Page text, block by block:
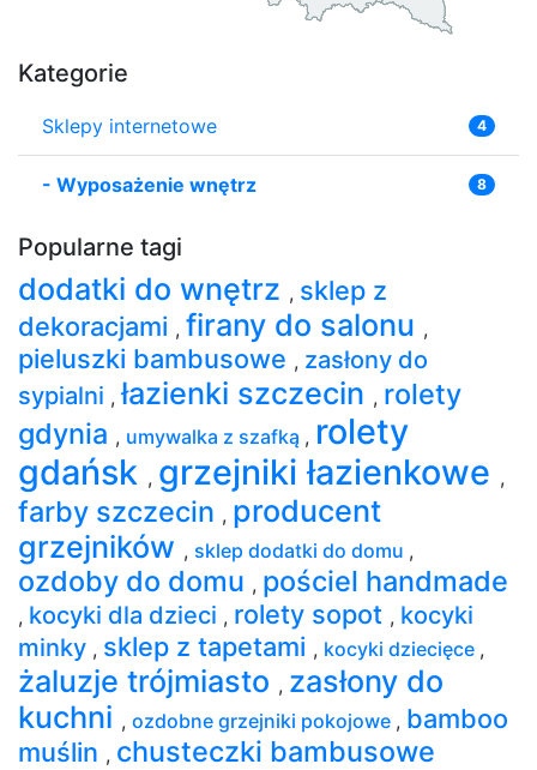
Kategorie
Sklepy internetowe 4
- Wyposażenie wnętrz 8
Popularne tagi
dodatki do wnętrz , sklep z
dekoracjami , firany do salonu ,
pieluszki bambusowe , zasłony do
sypialni , łazienki szczecin , rolety
gdynia , umywalka z szafką , rolety
gdańsk , grzejniki łazienkowe ,
farby szczecin , producent
grzejników , sklep dodatki do domu ,
ozdoby do domu , pościel handmade
, kocyki dla dzieci , rolety sopot , kocyki
minky , sklep z tapetami , kocyki dziecięce ,
żaluzje trójmiasto , zasłony do
kuchni , ozdobne grzejniki pokojowe , bamboo
muślin , chusteczki bambusowe